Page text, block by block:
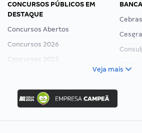
CONCURSOS PÚBLICOS EM
DESTAQUE
Concursos Abertos
Concursos 2026
Concursos 2025
Concurso Ibama
Concurso MPU
Editais publicados
Veja mais